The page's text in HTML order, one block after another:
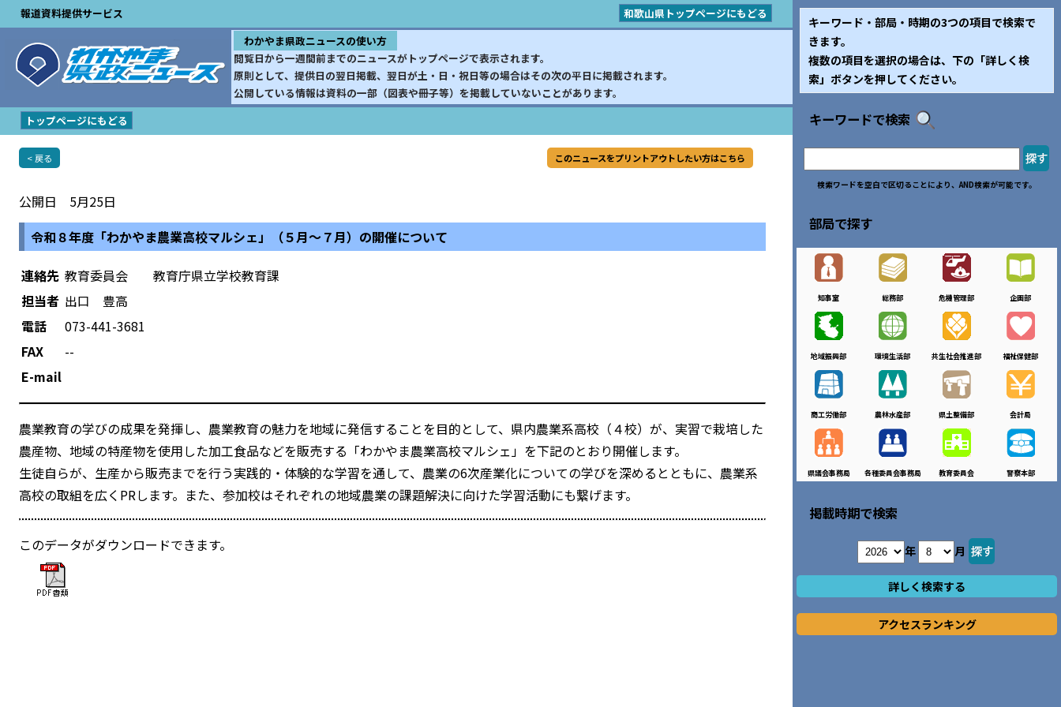
報道資料提供サービス
和歌山県トップページにもどる
わかやま県政ニュースの使い方
閲覧日から一週間前までのニュースがトップページで表示されます。
原則として、提供日の翌日掲載、翌日が土・日・祝日等の場合はその次の平日に掲載されます。
公開している情報は資料の一部（図表や冊子等）を掲載していないことがあります。
トップページにもどる
< 戻る このニュースをプリントアウトしたい方はこちら
公開日 5月25日
令和８年度「わかやま農業高校マルシェ」（５月～７月）の開催について
連絡先 教育委員会 教育庁県立学校教育課
担当者 出口 豊高
電話
073-441-3681
FAX
--
E-mail
農業教育の学びの成果を発揮し、農業教育の魅力を地域に発信することを目的として、県内農業系高校（４校）が、実習で栽培した
農産物、地域の特産物を使用した加工食品などを販売する「わかやま農業高校マルシェ」を下記のとおり開催します。
生徒自らが、生産から販売までを行う実践的・体験的な学習を通して、農業の6次産業化についての学びを深めるとともに、農業系
高校の取組を広くPRします。また、参加校はそれぞれの地域農業の課題解決に向けた学習活動にも繋げます。
このデータがダウンロードできます。
キーワード・部局・時期の3つの項目で検索で
きます。
複数の項目を選択の場合は、下の「詳しく検
索」ボタンを押してください。
キーワードで検索
検索ワードを空白で区切ることにより、AND検索が可能です。
部局で探す
知事室 総務部 危機管理部 企画部
地域振興部 環境生活部 共生社会推進部 福祉保健部
商工労働部 農林水産部 県土整備部 会計局
県議会事務局 各種委員会事務局 教育委員会 警察本部
掲載時期で検索
年 月
詳しく検索する
アクセスランキング